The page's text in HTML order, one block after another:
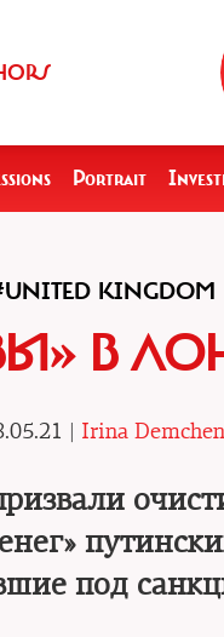
Portrait
KINGDOM
В
| Irina
под